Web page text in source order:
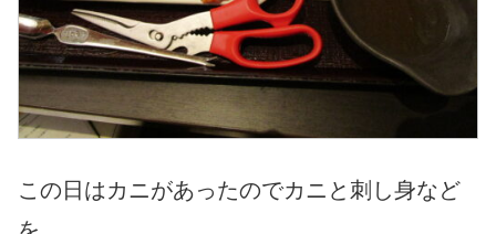
この日はカニがあったのでカニと刺し身など